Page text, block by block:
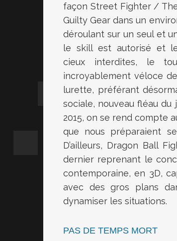
façon Street Fighter /
Guilty Gear dans un
déroulant sur un seul et
le skill est autorisé et
cieux interdites, le
incroyablement véloce
lurette, préférant
sociale, nouveau fléau
2015, on se rend compte
que nous préparaient
D’ailleurs, Dragon Ball
dernier reprenant le
contemporaine, en 3D,
avec des gros plans
dynamiser les situations.
PAS DE TEMPS MORT